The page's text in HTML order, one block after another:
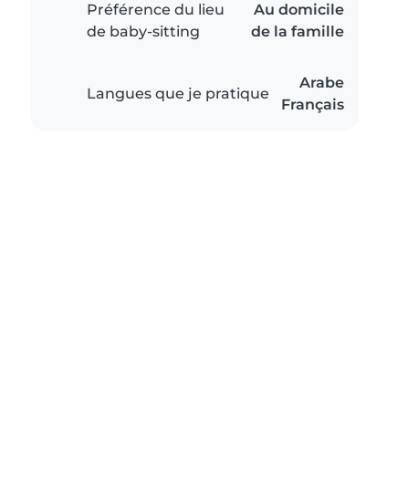
Préférence du lieu
de baby-sitting
Au domicile
de la famille
Langues que je pratique
Arabe
Français